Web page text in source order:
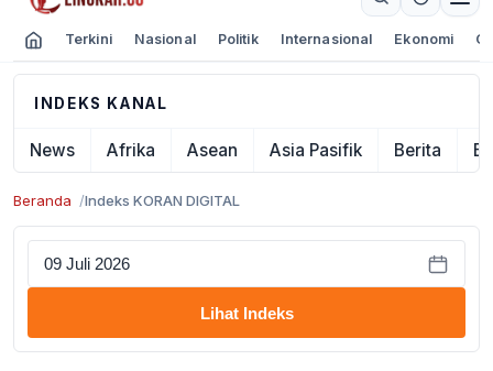
Terkini Nasional Politik Internasional Ekonomi
INDEKS KANAL
News Afrika Asean Asia Pasifik Berita
Beranda Indeks KORAN DIGITAL
Lihat Indeks